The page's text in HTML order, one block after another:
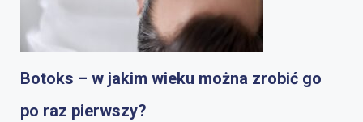
Botoks – w jakim wieku można zrobić go
po raz pierwszy?